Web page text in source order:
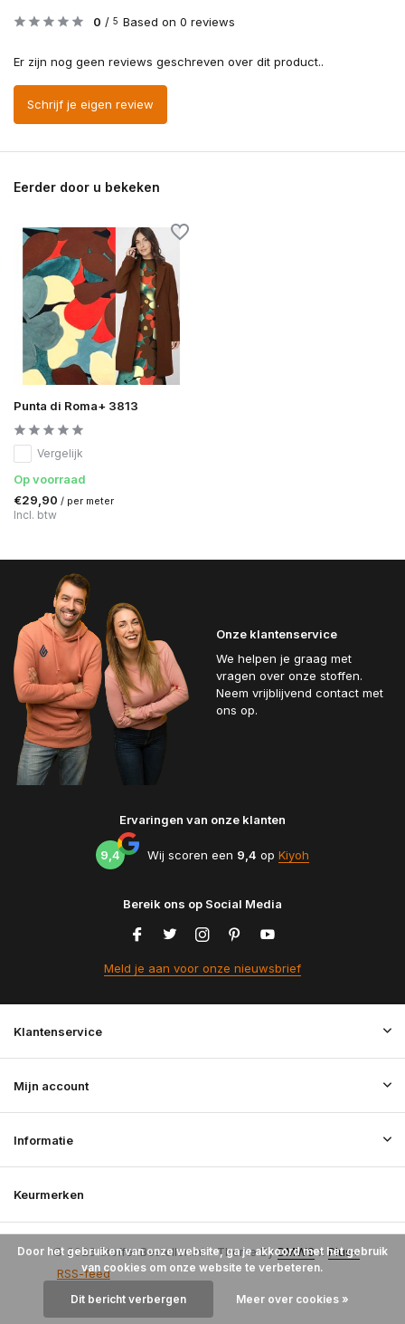
0 / 5 Based on 0 reviews
Er zijn nog geen reviews geschreven over dit product..
Schrijf je eigen review
Eerder door u bekeken
Punta di Roma+ 3813
Vergelijk
Op voorraad
€29,90 / per meter
Incl. btw
Onze klantenservice
We helpen je graag met
vragen over onze stoffen.
Neem vrijblijvend contact met
ons op.
Ervaringen van onze klanten
9,4 Wij scoren een 9,4 op Kiyoh
Bereik ons op Social Media
Meld je aan voor onze nieuwsbrief
Klantenservice
Mijn account
Informatie
Keurmerken
© 2026 StoffenBestellen.nl - Theme ByDMWSxPlus+
RSS-feed
Door het gebruiken van onze website, ga je akkoord met het gebruik
van cookies om onze website te verbeteren.
Dit bericht verbergen Meer over cookies »